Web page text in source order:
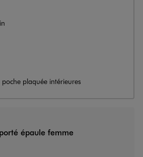
plaquée intérieures
épaule femme